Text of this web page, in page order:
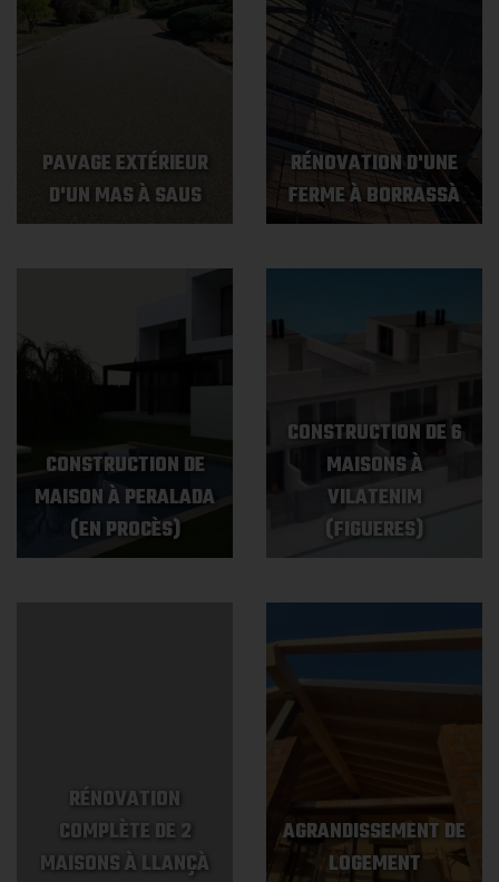
PAVAGE EXTÉRIEUR
D'UN MAS À SAUS
RÉNOVATION D'UNE
FERME À BORRASSÀ
CONSTRUCTION DE
MAISON À PERALADA
(EN PROCÈS)
CONSTRUCTION DE 6
MAISONS À
VILATENIM
(FIGUERES)
RÉNOVATION
COMPLÈTE DE 2
MAISONS À LLANÇÀ
AGRANDISSEMENT DE
LOGEMENT